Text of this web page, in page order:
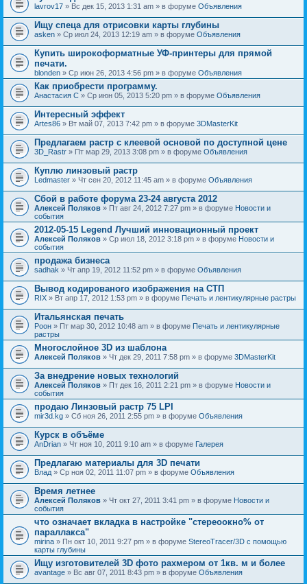
lavrov17 » Вс дек 15, 2013 1:31 am » в форуме Объявления
Ищу спеца для отрисовки карты глубины
asken » Ср июл 24, 2013 12:19 am » в форуме Объявления
Купить широкоформатные УФ-принтеры для прямой
печати.
blonden » Ср июн 26, 2013 4:56 pm » в форуме Объявления
Как приобрести программу.
Анастасия С » Ср июн 05, 2013 5:20 pm » в форуме Объявления
Интересный эффект
Artes86 » Вт май 07, 2013 7:42 pm » в форуме 3DMasterKit
Предлагаем растр с клеевой основой по доступной цене
3D_Rastr » Пт мар 29, 2013 3:08 pm » в форуме Объявления
Куплю линзовый растр
Ledmaster » Чт сен 20, 2012 11:45 am » в форуме Объявления
Сбой в работе форума 23-24 августа 2012
Алексей Поляков » Пт авг 24, 2012 7:27 pm » в форуме Новости и
события
2012-05-15 Legend Лучший инновационный проект
Алексей Поляков » Ср июл 18, 2012 3:18 pm » в форуме Новости и
события
продажа бизнеса
sadhak » Чт апр 19, 2012 11:52 pm » в форуме Объявления
Вывод кодированого изображения на СТП
RIX » Вт апр 17, 2012 1:53 pm » в форуме Печать и лентикулярные растры
Итальянская печать
Pоон » Пт мар 30, 2012 10:48 am » в форуме Печать и лентикулярные
растры
Многослойное 3D из шаблона
Алексей Поляков » Чт дек 29, 2011 7:58 pm » в форуме 3DMasterKit
За внедрение новых технологий
Алексей Поляков » Пт дек 16, 2011 2:21 pm » в форуме Новости и
события
продаю Линзовый растр 75 LPI
mir3d.kg » Сб ноя 26, 2011 2:55 pm » в форуме Объявления
Курск в объёме
AnDrian » Чт ноя 10, 2011 9:10 am » в форуме Галерея
Предлагаю материалы для 3D печати
Влад » Ср ноя 02, 2011 11:07 pm » в форуме Объявления
Время летнее
Алексей Поляков » Чт окт 27, 2011 3:41 pm » в форуме Новости и
события
что означает вкладка в настройке "стереоокно% от
параллакса"
mirina » Пн окт 10, 2011 9:27 pm » в форуме StereoTracer/3D с помощью
карты глубины
Ищу изготовителей 3D фото рахмером от 1кв. м и более
avantage » Вс авг 07, 2011 8:43 pm » в форуме Объявления